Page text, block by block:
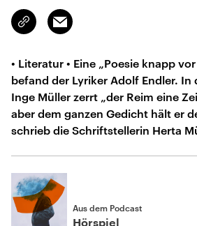
Link
kopieren/teilen
Email
• Literatur • Eine „Poesie knapp
befand der Lyriker Adolf Endler. In
Inge Müller zerrt „der Reim eine
aber dem ganzen Gedicht hält er
schrieb die Schriftstellerin Herta
Aus dem Podcast
Hörspiel